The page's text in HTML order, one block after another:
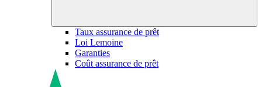
Taux assurance de prêt
Loi Lemoine
Garanties
Coût assurance de prêt